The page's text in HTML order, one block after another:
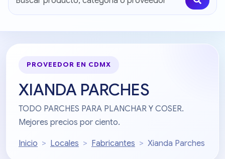
PROVEEDOR EN CDMX
XIANDA PARCHES
TODO PARCHES PARA PLANCHAR Y COSER.
Mejores precios por ciento.
Inicio Locales Fabricantes Xianda Parches